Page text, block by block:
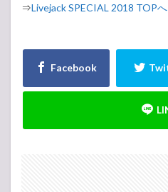
⇒Livejack SPECIAL 2018 TOPへ